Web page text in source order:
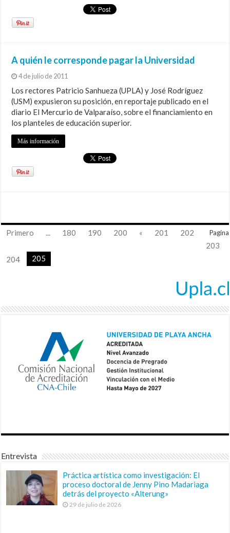
A quién le corresponde pagar la Universidad
4 de julio de 2011
Los rectores Patricio Sanhueza (UPLA) y José Rodríguez
(USM) expusieron su posición, en reportaje publicado en el
diario El Mercurio de Valparaíso, sobre el financiamiento en
los planteles de educación superior.
Más información
Pagina
Primero ... 180 190 200 « 201
202
203
204
205
Entrevista
Práctica artística como investigación: El
proceso doctoral de Jenny Pino Madariaga
detrás del proyecto «Alterung»
29 de julio de 2026